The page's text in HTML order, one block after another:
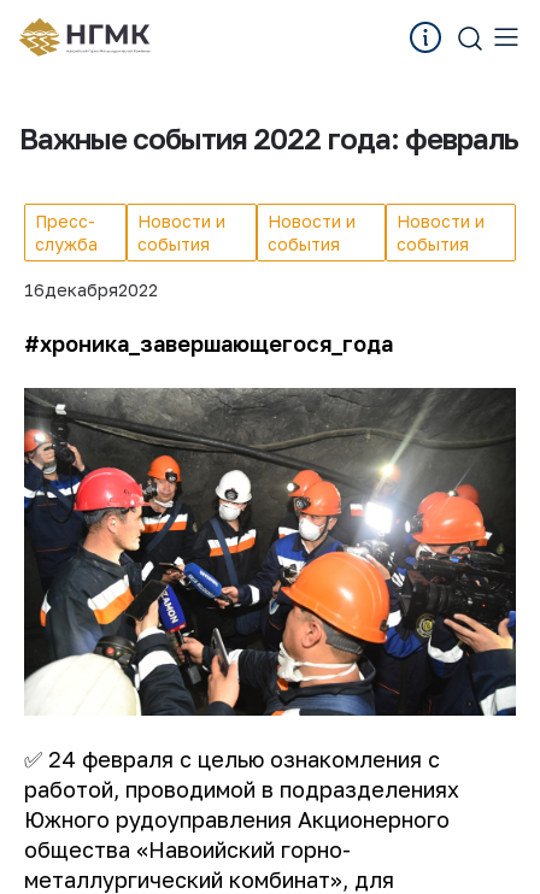
Важные события 2022 года: февраль
Пресс-
служба
Новости и
события
Новости и
события
Новости и
события
16декабря2022
#хроника_завершающегося_года
✅ 24 февраля с целью ознакомления с
работой, проводимой в подразделениях
Южного рудоуправления Акционерного
общества «Навоийский горно-
металлургический комбинат», для